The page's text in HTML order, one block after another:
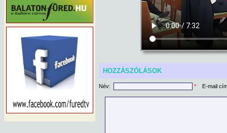
HOZZÁSZÓLÁSOK
Név: * E-mail